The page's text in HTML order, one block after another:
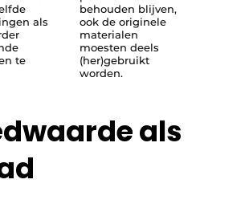
als
te
behouden blijven,
ook de originele
materialen
moesten deels
(her)gebruikt
worden.
als